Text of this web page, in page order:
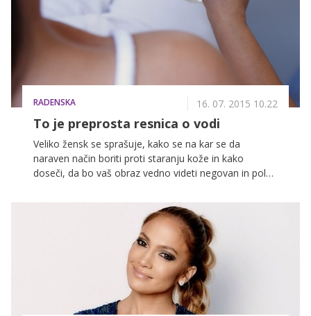
RADENSKA 16. 07. 2015 10.22
To je preprosta resnica o vodi
Veliko žensk se sprašuje, kako se na kar se da
naraven način boriti proti staranju kože in kako
doseči, da bo vaš obraz vedno videti negovan in poln
učinkovito sredstvo proti gubam botoks ali razni dragi
lepotni posegi, se poskušajte poslužiti naravnih
izdelkov in spremeniti svoje življenjske navade. To
lahko namreč prav tako učinkovito upočasni staranje
kože in zmanjša gube – na naraven in zdrav način.